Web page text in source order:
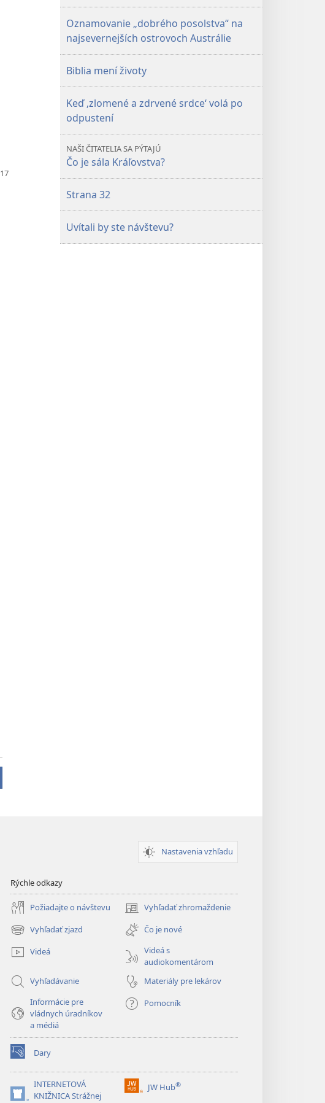
Oznamovanie „dobrého posolstva“ na
najsevernejších ostrovoch Austrálie
Biblia mení životy
Keď ‚zlomené a zdrvené srdce‘ volá po
odpustení
NAŠI ČITATELIA SA PÝTAJÚ
Čo je sála Kráľovstva?
Strana 32
Uvítali by ste návštevu?
Nastavenia vzhľadu
Rýchle odkazy
Požiadajte o návštevu Vyhľadať zhromaždenie
(otvorí
nové
okno)
Vyhľadať zjazd
(otvorí
nové
okno)
Čo je nové
Videá
Videá s
audiokomentárom
Vyhľadávanie
Materiály pre lekárov
Informácie pre
vládnych úradníkov
a médiá
Pomocník
Dary
(otvorí
nové
INTERNETOVÁ
KNIŽNICA Strážnej
JW Hub®
(otvorí